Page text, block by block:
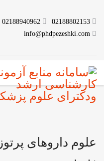
02188802153
02188940962
info@phdpezeshki.com
علوم داروهای پرتوزا